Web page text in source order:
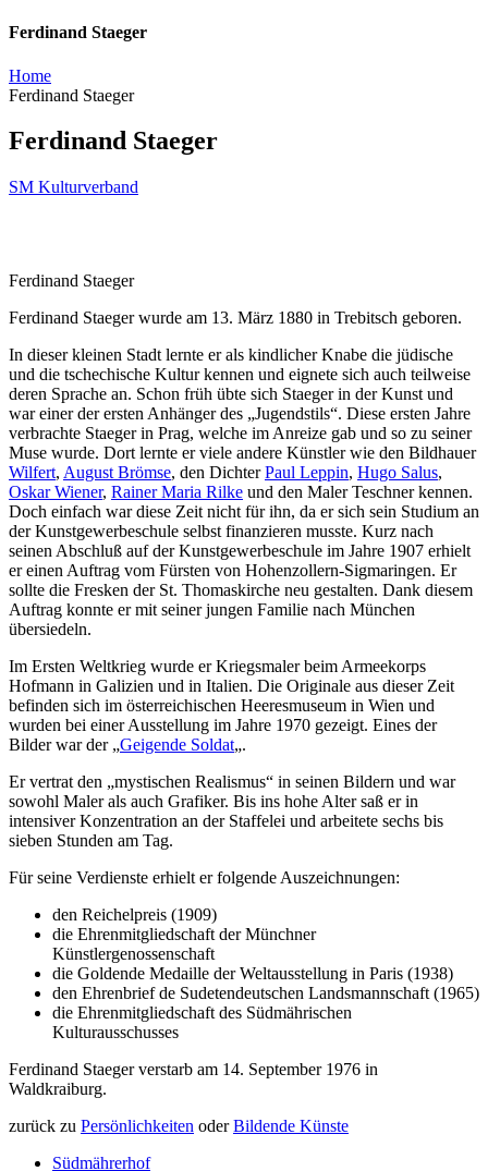
Ferdinand Staeger
Home
Ferdinand Staeger
Ferdinand Staeger
SM Kulturverband
Ferdinand Staeger
Ferdinand Staeger wurde am 13. März 1880 in Trebitsch geboren.
In dieser kleinen Stadt lernte er als kindlicher Knabe die jüdische
und die tschechische Kultur kennen und eignete sich auch teilweise
deren Sprache an. Schon früh übte sich Staeger in der Kunst und
war einer der ersten Anhänger des „Jugendstils“. Diese ersten Jahre
verbrachte Staeger in Prag, welche im Anreize gab und so zu seiner
Muse wurde. Dort lernte er viele andere Künstler wie den Bildhauer
Wilfert, August Brömse, den DichterPaul Leppin, Hugo Salus,
Oskar Wiener, Rainer Maria Rilke und den Maler Teschner kennen.
Doch einfach war diese Zeit nicht für ihn, da er sich sein Studium an
der Kunstgewerbeschule selbst finanzieren musste. Kurz nach
seinen Abschluß auf der Kunstgewerbeschule im Jahre 1907 erhielt
er einen Auftrag vom Fürsten von Hohenzollern-Sigmaringen. Er
sollte die Fresken der St. Thomaskirche neu gestalten. Dank diesem
Auftrag konnte er mit seiner jungen Familie nach München
übersiedeln.
Im Ersten Weltkrieg wurde er Kriegsmaler beim Armeekorps
Hofmann in Galizien und in Italien. Die Originale aus dieser Zeit
befinden sich im österreichischen Heeresmuseum in Wien und
wurden bei einer Ausstellung im Jahre 1970 gezeigt. Eines der
Bilder war der „Geigende Soldat„.
Er vertrat den „mystischen Realismus“ in seinen Bildern und war
sowohl Maler als auch Grafiker. Bis ins hohe Alter saß er in
intensiver Konzentration an der Staffelei und arbeitete sechs bis
sieben Stunden am Tag.
Für seine Verdienste erhielt er folgende Auszeichnungen:
den Reichelpreis (1909)
die Ehrenmitgliedschaft der Münchner
Künstlergenossenschaft
die Goldende Medaille der Weltausstellung in Paris (1938)
den Ehrenbrief de Sudetendeutschen Landsmannschaft (1965)
die Ehrenmitgliedschaft des Südmährischen
Kulturausschusses
Ferdinand Staeger verstarb am 14. September 1976 in
Waldkraiburg.
zurück zu Persönlichkeiten oderBildende Künste
Südmährerhof